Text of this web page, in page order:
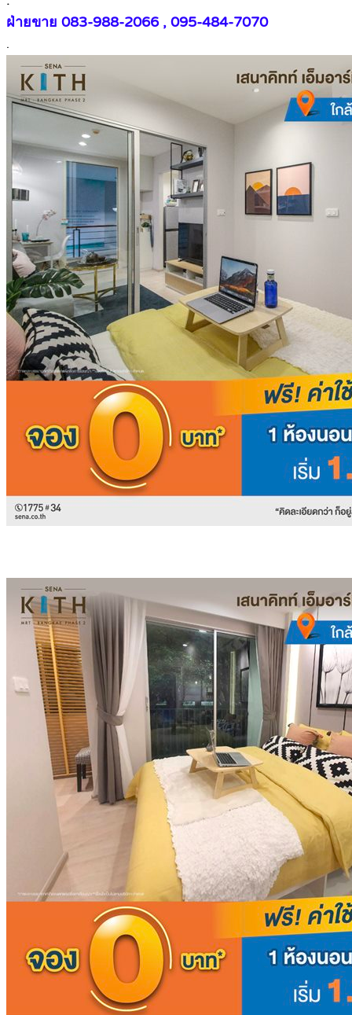
ฝ่ายขาย 083-988-2066 , 095-484-7070
.